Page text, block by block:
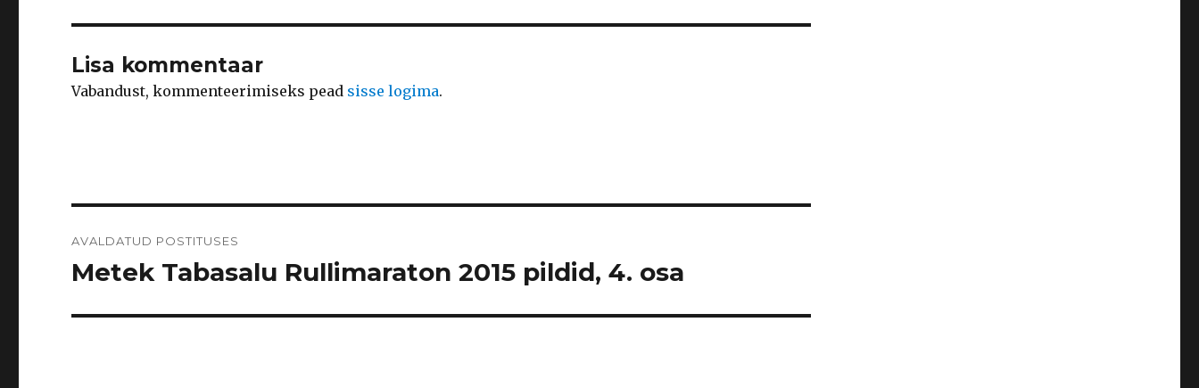
Lisa kommentaar
Vabandust, kommenteerimiseks pead sisse logima.
AVALDATUD POSTITUSES
Metek Tabasalu Rullimaraton 2015 pildid, 4. osa